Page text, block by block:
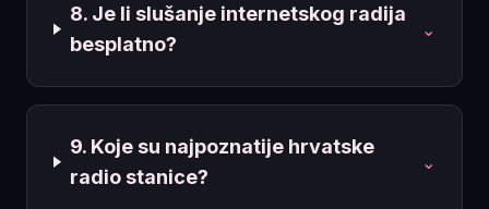
8. Je li slušanje internetskog radija
besplatno?
⌄
9. Koje su najpoznatije hrvatske
radio stanice?
⌄